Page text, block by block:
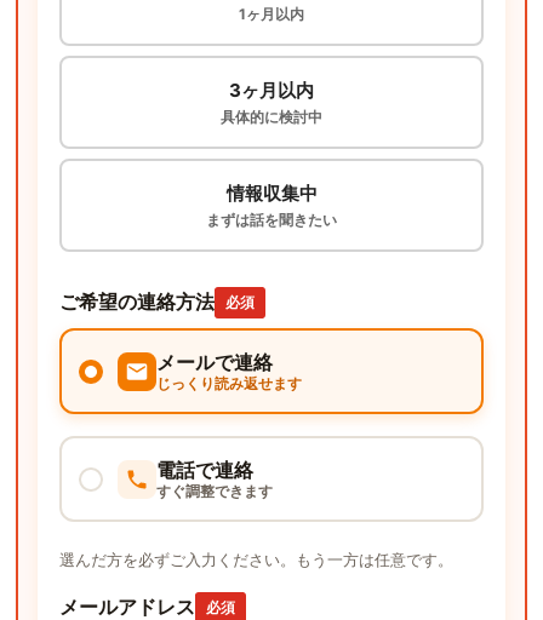
1ヶ月以内
3ヶ月以内
具体的に検討中
情報収集中
まずは話を聞きたい
ご希望の連絡方法 必須
メールで連絡
じっくり読み返せます
電話で連絡
すぐ調整できます
選んだ方を必ずご入力ください。もう一方は任意です。
メールアドレス 必須